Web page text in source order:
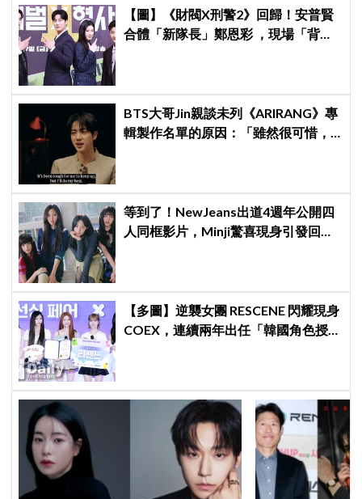
【圖】《財閥X刑警2》回歸！安普賢
合體「新隊長」鄭恩彩 ，現場「背靠
BTS大哥Jin親談未列《ARIRANG》專
輯製作名單的原因：「雖然很可惜，
等到了！NewJeans出道4週年公開四
人同框影片，Minji驚喜現身引發回歸
【多圖】逆襲女團 RESCENE 閃耀現身
COEX，連續兩年出任「韓國角色授權